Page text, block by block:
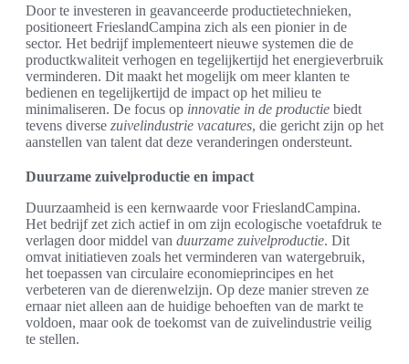
Door te investeren in geavanceerde productietechnieken,
positioneert FrieslandCampina zich als een pionier in de
sector. Het bedrijf implementeert nieuwe systemen die de
productkwaliteit verhogen en tegelijkertijd het energieverbruik
verminderen. Dit maakt het mogelijk om meer klanten te
bedienen en tegelijkertijd de impact op het milieu te
minimaliseren. De focus op innovatie in de productie biedt
tevens diverse zuivelindustrie vacatures, die gericht zijn op het
aanstellen van talent dat deze veranderingen ondersteunt.
Duurzame zuivelproductie en impact
Duurzaamheid is een kernwaarde voor FrieslandCampina.
Het bedrijf zet zich actief in om zijn ecologische voetafdruk te
verlagen door middel van duurzame zuivelproductie. Dit
omvat initiatieven zoals het verminderen van watergebruik,
het toepassen van circulaire economieprincipes en het
verbeteren van de dierenwelzijn. Op deze manier streven ze
ernaar niet alleen aan de huidige behoeften van de markt te
voldoen, maar ook de toekomst van de zuivelindustrie veilig
te stellen.